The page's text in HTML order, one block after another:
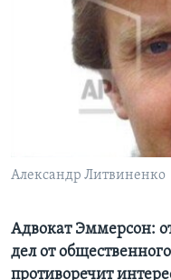
Learning English
СОЦИАЛЬНЫЕ СЕТИ
Александр Литвиненко
Адвокат Эммерсон:
дел от
противоречит